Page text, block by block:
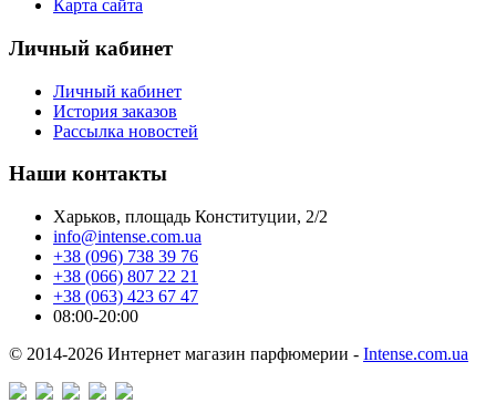
Карта сайта
Личный кабинет
Личный кабинет
История заказов
Рассылка новостей
Наши контакты
Харьков, площадь Конституции, 2/2
info@intense.com.ua
+38 (096) 738 39 76
+38 (066) 807 22 21
+38 (063) 423 67 47
08:00-20:00
© 2014-2026 Интернет магазин парфюмерии - Intense.com.ua